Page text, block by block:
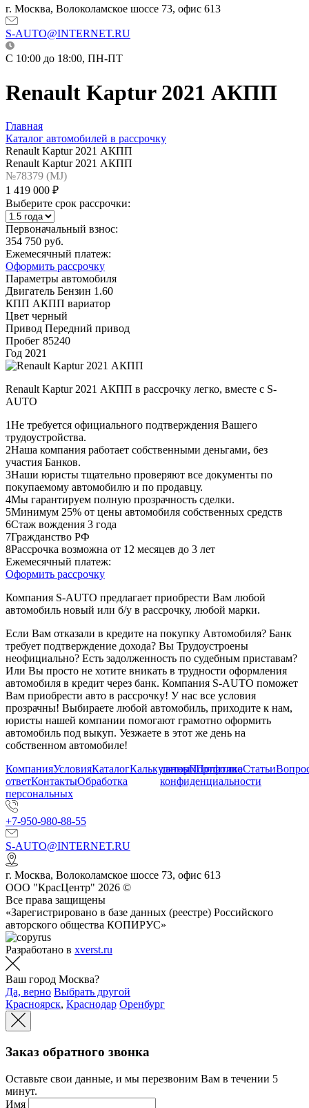
г. Москва, Волоколамское шоссе 73, офис 613
S-AUTO@INTERNET.RU
C 10:00 до 18:00, ПН-ПТ
Renault Kaptur 2021 АКПП
Главная
Каталог автомобилей в рассрочку
Renault Kaptur 2021 АКПП
Renault Kaptur 2021 АКПП
№78379 (МJ)
1 419 000 ₽
Выберите срок рассрочки:
Первоначальный взнос:
354 750 руб.
Ежемесячный платеж:
Оформить рассрочку
Параметры автомобиля
Двигатель Бензин 1.60
КПП АКПП вариатор
Цвет черный
Привод Передний привод
Пробег 85240
Год 2021
Renault Kaptur 2021 АКПП в рассрочку легко, вместе с S-
AUTO
1Не требуется официального подтверждения Вашего
трудоустройства.
2Наша компания работает собственными деньгами, без
участия Банков.
3Наши юристы тщательно проверяют все документы по
покупаемому автомобилю и по продавцу.
4Мы гарантируем полную прозрачность сделки.
5Минимум 25% от цены автомобиля собственных средств
6Стаж вождения 3 года
7Гражданство РФ
8Рассрочка возможна от 12 месяцев до 3 лет
Ежемесячный платеж:
Оформить рассрочку
Компания S-AUTO предлагает приобрести Вам любой
автомобиль новый или б/у в рассрочку, любой марки.
Если Вам отказали в кредите на покупку Автомобиля? Банк
требует подтверждение дохода? Вы Трудоустроены
неофициально? Есть задолженность по судебным приставам?
Или Вы просто не хотите вникать в трудности оформления
автомобиля в кредит через банк. Компания S-AUTO поможет
Вам приобрести авто в рассрочку! У нас все условия
прозрачны! Выбираете любой автомобиль, приходите к нам,
юристы нашей компании помогают грамотно оформить
автомобиль под выкуп. Уезжаете в этот же день на
собственном автомобиле!
КомпанияУсловияКаталогКалькуляторПортфолиоСтатьи
ответКонтактыОбработка
персональных
данныхПолитика
конфиденциальности
+7-950-980-88-55
S-AUTO@INTERNET.RU
г. Москва, Волоколамское шоссе 73, офис 613
ООО "КрасЦентр" 2026 ©
Все права защищены
«Зарегистрировано в базе данных (реестре) Российского
авторского общества КОПИРУС»
Разработано в xverst.ru
Ваш город Москва?
Да, верно Выбрать другой
Красноярск, Краснодар Оренбург
Заказ обратного звонка
Оставьте свои данные, и мы перезвоним Вам в течении 5
минут.
Имя